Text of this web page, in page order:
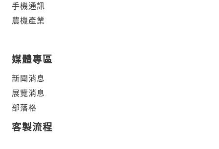
手機通訊
農機產業
媒體專區
新聞消息
展覽消息
部落格
客製流程